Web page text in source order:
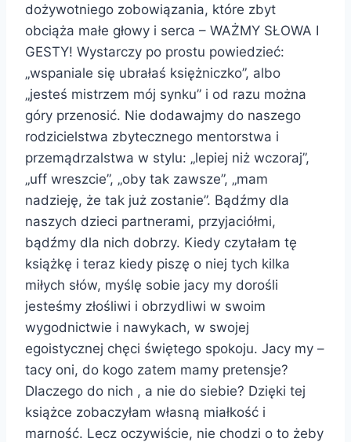
dożywotniego zobowiązania, które zbyt
obciąża małe głowy i serca – WAŻMY SŁOWA I
GESTY! Wystarczy po prostu powiedzieć:
„wspaniale się ubrałaś księżniczko”, albo
„jesteś mistrzem mój synku” i od razu można
góry przenosić. Nie dodawajmy do naszego
rodzicielstwa zbytecznego mentorstwa i
przemądrzalstwa w stylu: „lepiej niż wczoraj”,
„uff wreszcie”, „oby tak zawsze”, „mam
nadzieję, że tak już zostanie”. Bądźmy dla
naszych dzieci partnerami, przyjaciółmi,
bądźmy dla nich dobrzy. Kiedy czytałam tę
książkę i teraz kiedy piszę o niej tych kilka
miłych słów, myślę sobie jacy my dorośli
jesteśmy złośliwi i obrzydliwi w swoim
wygodnictwie i nawykach, w swojej
egoistycznej chęci świętego spokoju. Jacy my –
tacy oni, do kogo zatem mamy pretensje?
Dlaczego do nich , a nie do siebie? Dzięki tej
książce zobaczyłam własną miałkość i
marność. Lecz oczywiście, nie chodzi o to żeby